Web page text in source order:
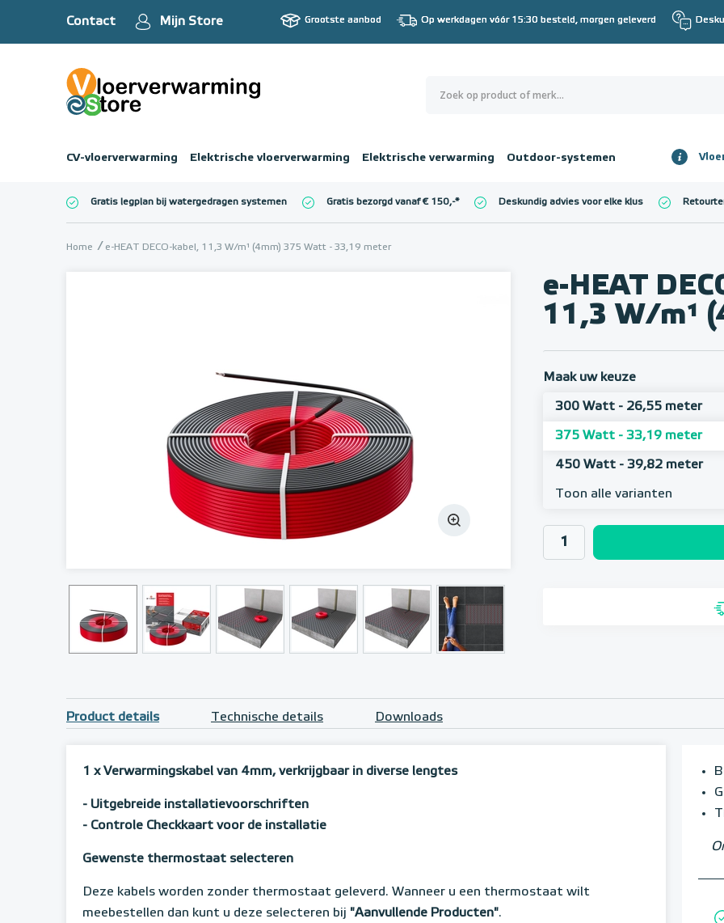
Contact Mijn Store Grootste aanbod Op werkdagen vóór 15:30 besteld, morgen geleverd
CV-vloerverwarming Elektrische vloerverwarming Elektrische verwarming Outdoor-systemen
€ 0,00
Gratis legplan bij watergedragen systemen Gratis bezorgd vanaf € 150,-* Deskundig advies voor elke klus
Home e-HEAT DECO-kabel, 11,3 W/m¹ (4mm) 375 Watt - 33,19 meter
e-HEAT
11,3 W/m¹
Maak uw keuze
300 Watt - 26,55 meter
375 Watt - 33,19 meter
450 Watt - 39,82 meter
Toon alle varianten
Product details Technische details Downloads
1 x Verwarmingskabel van 4mm, verkrijgbaar in diverse lengtes
- Uitgebreide installatievoorschriften
- Controle Checkkaart voor de installatie
Gewenste thermostaat selecteren
Deze kabels worden zonder thermostaat geleverd. Wanneer u een thermostaat wilt
meebestellen dan kunt u deze selecteren bij "Aanvullende Producten".